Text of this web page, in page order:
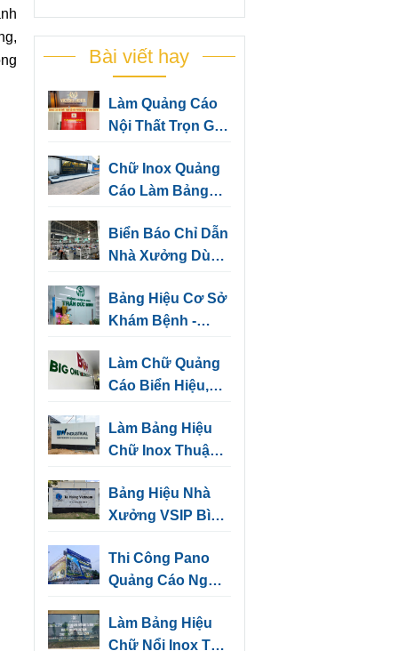
Bài viết hay
Làm Quảng Cáo
Nội Thất Trọn Gói
Công Ty Bình
Dương
Chữ Inox Quảng
Cáo Làm Bảng
Văn Phòng
Biển Báo Chỉ Dẫn
Nhà Xưởng Dùng
Hướng
Bảng Hiệu Cơ Sở
Khám Bệnh -
Kế Sang Trọng
Làm Chữ Quảng
Cáo Biển Hiệu,
Phòng
Làm Bảng Hiệu
Chữ Inox Thuận
Bảng Hiệu Nhà
Xưởng VSIP Bình
Hiệu Kho, Nhà
Máy
Thi Công Pano
Quảng Cáo Ngoài
Dương
Làm Bảng Hiệu
Chữ Nổi Inox Thủ